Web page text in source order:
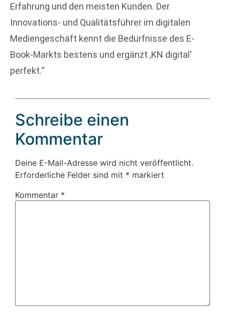
Erfahrung und den meisten Kunden. Der
Innovations- und Qualitätsführer im digitalen
Mediengeschäft kennt die Bedürfnisse des E-
Book-Markts bestens und ergänzt ‚KN digital‘
perfekt.“
Schreibe einen
Kommentar
Deine E-Mail-Adresse wird nicht veröffentlicht.
Erforderliche Felder sind mit * markiert
Kommentar *